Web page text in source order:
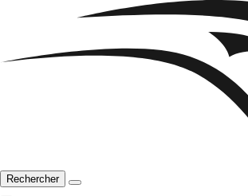
Rechercher